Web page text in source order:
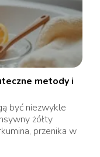
metody i
być niezwykle
żółty
przenika w